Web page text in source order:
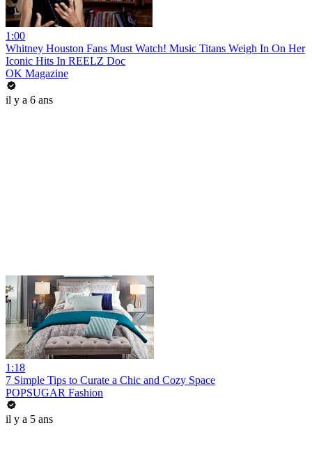
1:00
Whitney Houston Fans Must Watch! Music Titans Weigh In On Her
Iconic Hits In REELZ Doc
OK Magazine
il y a 6 ans
1:18
7 Simple Tips to Curate a Chic and Cozy Space
POPSUGAR Fashion
il y a 5 ans